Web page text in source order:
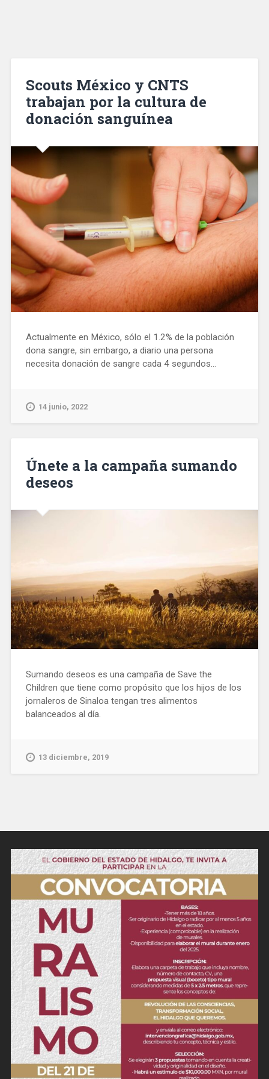
Scouts México y CNTS
trabajan por la cultura de
donación sanguínea
Actualmente en México, sólo el 1.2% de la población
dona sangre, sin embargo, a diario una persona
necesita donación de sangre cada 4 segundos...
14 junio, 2022
Únete a la campaña sumando
deseos
Sumando deseos es una campaña de Save the
Children que tiene como propósito que los hijos de los
jornaleros de Sinaloa tengan tres alimentos
balanceados al día.
13 diciembre, 2019